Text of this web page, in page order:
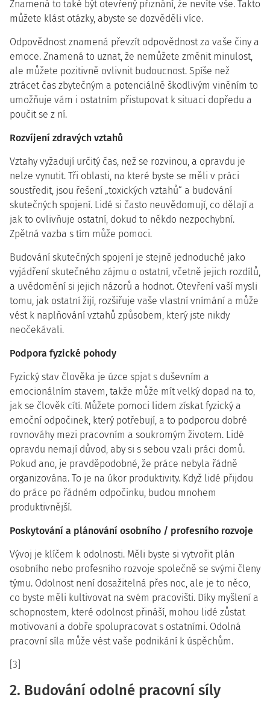
Znamená to také být otevřený přiznání, že nevíte vše. Takto
můžete klást otázky, abyste se dozvěděli více.
Odpovědnost znamená převzít odpovědnost za vaše činy a
emoce. Znamená to uznat, že nemůžete změnit minulost,
ale můžete pozitivně ovlivnit budoucnost. Spíše než
ztrácet čas zbytečným a potenciálně škodlivým viněním to
umožňuje vám i ostatním přistupovat k situaci dopředu a
poučit se z ní.
Rozvíjení zdravých vztahů
Vztahy vyžadují určitý čas, než se rozvinou, a opravdu je
nelze vynutit. Tři oblasti, na které byste se měli v práci
soustředit, jsou řešení „toxických vztahů“ a budování
skutečných spojení. Lidé si často neuvědomují, co dělají a
jak to ovlivňuje ostatní, dokud to někdo nezpochybní.
Zpětná vazba s tím může pomoci.
Budování skutečných spojení je stejně jednoduché jako
vyjádření skutečného zájmu o ostatní, včetně jejich rozdílů,
a uvědomění si jejich názorů a hodnot. Otevření vaší mysli
tomu, jak ostatní žijí, rozšiřuje vaše vlastní vnímání a může
vést k naplňování vztahů způsobem, který jste nikdy
neočekávali.
Podpora fyzické pohody
Fyzický stav člověka je úzce spjat s duševním a
emocionálním stavem, takže může mít velký dopad na to,
jak se člověk cítí. Můžete pomoci lidem získat fyzický a
emoční odpočinek, který potřebují, a to podporou dobré
rovnováhy mezi pracovním a soukromým životem. Lidé
opravdu nemají důvod, aby si s sebou vzali práci domů.
Pokud ano, je pravděpodobné, že práce nebyla řádně
organizována. To je na úkor produktivity. Když lidé přijdou
do práce po řádném odpočinku, budou mnohem
produktivnější.
Poskytování a plánování osobního / profesního rozvoje
Vývoj je klíčem k odolnosti. Měli byste si vytvořit plán
osobního nebo profesního rozvoje společně se svými členy
týmu. Odolnost není dosažitelná přes noc, ale je to něco,
co byste měli kultivovat na svém pracovišti. Díky myšlení a
schopnostem, které odolnost přináší, mohou lidé zůstat
motivovaní a dobře spolupracovat s ostatními. Odolná
pracovní síla může vést vaše podnikání k úspěchům.
[3]
2. Budování odolné pracovní síly